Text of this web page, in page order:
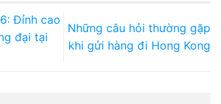
Đỉnh cao
đại tại
Những câu hỏi thường gặp
khi gửi hàng đi Hong Kong